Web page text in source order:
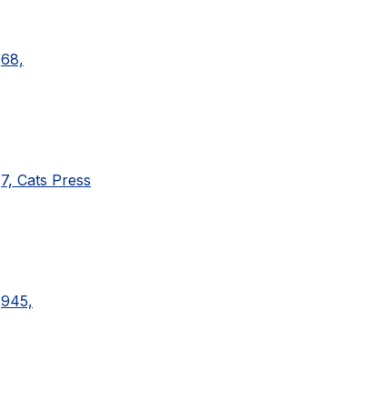
68,
7, Cats Press
945,